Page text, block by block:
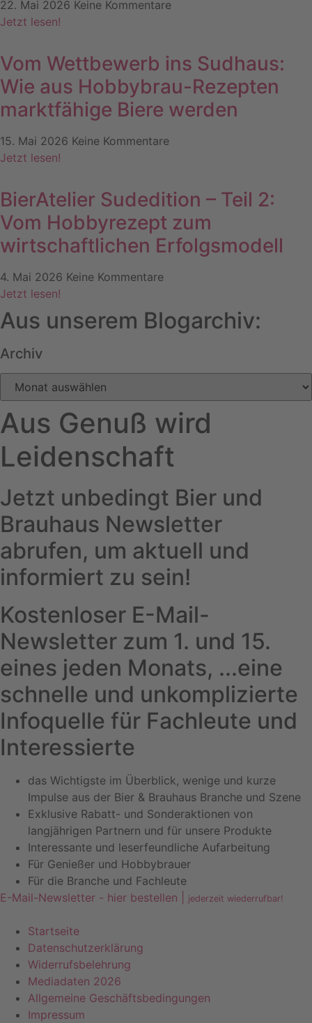
22. Mai 2026 Keine Kommentare
Jetzt lesen!
Vom Wettbewerb ins Sudhaus:
Wie aus Hobbybrau-Rezepten
marktfähige Biere werden
15. Mai 2026 Keine Kommentare
Jetzt lesen!
BierAtelier Sudedition – Teil 2:
Vom Hobbyrezept zum
wirtschaftlichen Erfolgsmodell
4. Mai 2026 Keine Kommentare
Jetzt lesen!
Aus unserem Blogarchiv:
Archiv
Archiv
Aus Genuß wird
Leidenschaft
Jetzt unbedingt Bier und
Brauhaus Newsletter
abrufen, um aktuell und
informiert zu sein!
Kostenloser E-Mail-
Newsletter zum 1. und 15.
eines jeden Monats, ...eine
schnelle und unkomplizierte
Infoquelle für Fachleute und
Interessierte
das Wichtigste im Überblick, wenige und kurze
Impulse aus der Bier & Brauhaus Branche und Szene
Exklusive Rabatt- und Sonderaktionen von
langjährigen Partnern und für unsere Produkte
Interessante und leserfeundliche Aufarbeitung
Für Genießer und Hobbybrauer
Für die Branche und Fachleute
E-Mail-Newsletter - hier bestellen |
jederzeit wiederrufbar!
Startseite
Datenschutzerklärung
Widerrufsbelehrung
Mediadaten 2026
Allgemeine Geschäftsbedingungen
Impressum